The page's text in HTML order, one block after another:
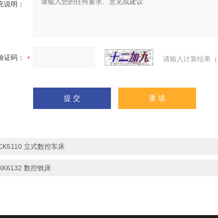
说明：
证码： 请输入计算结果
立式数控车床
数控铣床